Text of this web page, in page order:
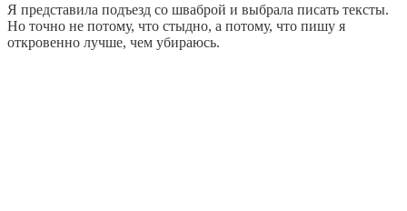
Я представила подъезд со шваброй и выбрала писать тексты.
Но точно не потому, что стыдно, а потому, что пишу я
откровенно лучше, чем убираюсь.